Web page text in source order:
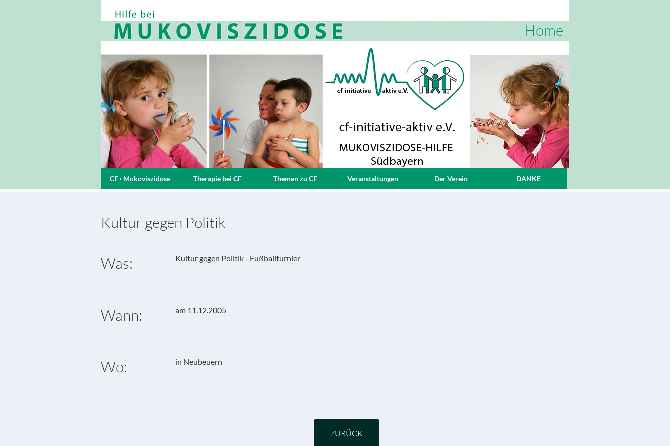
Home
CF · Mukoviszidose Therapie bei CF Themen zu CF Veranstaltungen Der Verein DANKE
Kultur gegen Politik
Was: Kultur gegen Politik - Fußballturnier
Wann: am 11.12.2005
Wo: in Neubeuern
ZURÜCK